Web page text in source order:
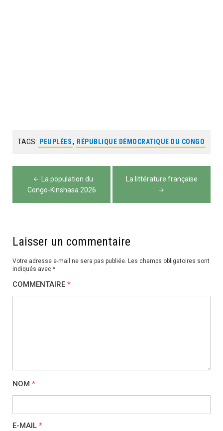
TAGS: PEUPLÉES, RÉPUBLIQUE DÉMOCRATIQUE DU CONGO
Navigation
de
La population du
Congo-Kinshasa 2026
La littérature française
Laisser un commentaire
Votre adresse e-mail ne sera pas publiée. Les champs obligatoires sont
indiqués avec *
COMMENTAIRE *
NOM *
E-MAIL *